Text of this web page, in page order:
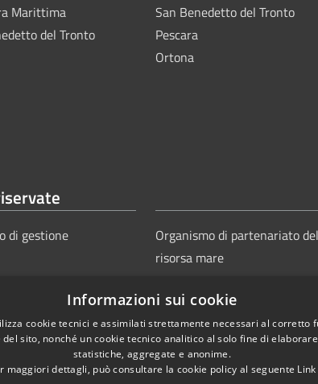
Marittima
del Tronto
San Benedetto del Tronto
Pescara
Ortona
di gestione
Organismo di partenariato
risorsa mare
Sitemap Copyright © 2025
Informazioni sui cookie
cookie tecnici e assimilati strettamente necessari al corretto
sito, nonché un cookie tecnico analitico al solo fine di
statistiche, aggregate e anonime.
maggiori dettagli, può consultare la cookie policy al seguente Link